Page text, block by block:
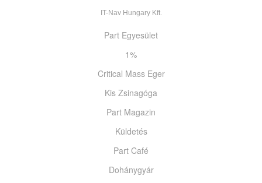
IT-Nav Hungary Kft.
Part Egyesület
1%
Critical Mass Eger
Kis Zsinagóga
Part Magazin
Küldetés
Part Café
Dohánygyár